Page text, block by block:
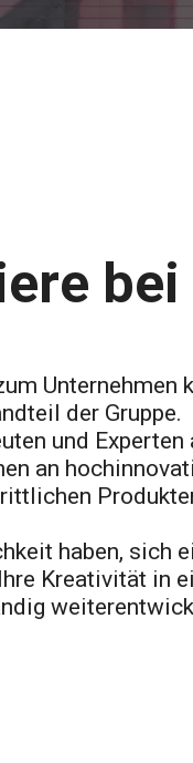
Unternehmen
der Gruppe.
und Experten
an
haben, sich
Kreativität in